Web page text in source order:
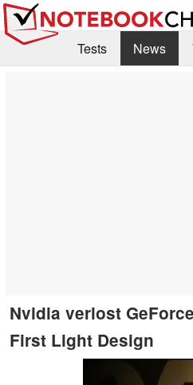
Tests News
Nvidia verlost
First Light Design